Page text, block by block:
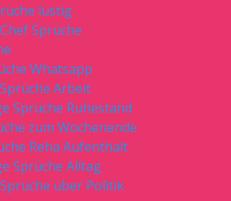
lustig
Sprüche
Whatsapp
Arbeit
Sprüche Ruhestand
zum Wochenende
Reha Aufenthalt
Sprüche Alltag
über Politik